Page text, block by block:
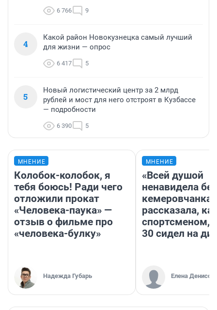
6 766 9
4
Какой район Новокузнецка самый лучший
для жизни — опрос
6 417 5
5
Новый логистический центр за 2 млрд
рублей и мост для него отстроят в Кузбассе
— подробности
6 390 5
МНЕНИЕ
Колобок-колобок, я
тебя боюсь! Ради чего
отложили прокат
«Человека-паука» —
отзыв о фильме про
«человека-булку»
Надежда Губарь
МНЕНИЕ
«Всей душой
ненавидела
кемеровчанка
рассказала,
спортсменом,
30 сидел на
Елена